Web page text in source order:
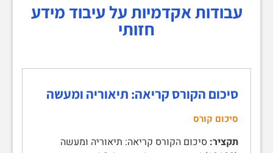
עבודות אקדמיות על עיבוד מידע
חזותי
סיכום הקורס קריאה: תיאוריה ומעשה
סיכום קורס
תקציר: סיכום הקורס קריאה: תיאוריה ומעשה